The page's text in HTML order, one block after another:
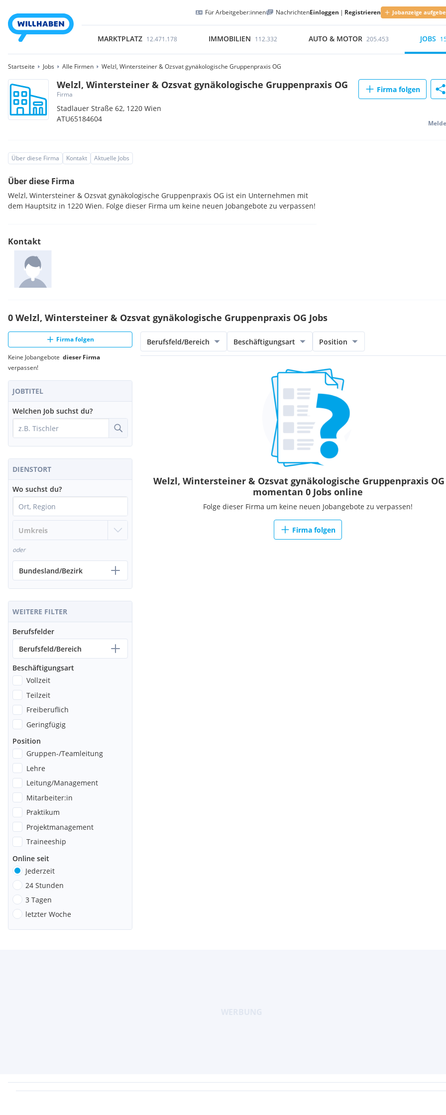
Für Arbeitgeber:innen NachrichtenEinloggen | Registrieren Jobanzeige
MARKTPLATZ 12.471.178 IMMOBILIEN 112.332 AUTO & MOTOR 205.453 JOBS
Startseite Jobs Alle Firmen Welzl, Wintersteiner & Ozsvat gynäkologische Gruppenpraxis OG
Welzl, Wintersteiner & Ozsvat gynäkologische Gruppenpraxis OG
Firma
Stadlauer Straße 62, 1220Wien
ATU65184604
Firma folgen
Über diese Firma Kontakt Aktuelle Jobs
Über diese Firma
Welzl, Wintersteiner & Ozsvat gynäkologische Gruppenpraxis OG ist ein Unternehmen mit
dem Hauptsitz in 1220 Wien. Folge dieser Firma um keine neuen Jobangebote zu verpassen!
Kontakt
0 Welzl, Wintersteiner & Ozsvat gynäkologische Gruppenpraxis OG Jobs
Firma folgen
Keine Jobangebote dieser Firma
verpassen!
JOBTITEL
Welchen Job suchst du?
DIENSTORT
Wo suchst du?
oder
Bundesland/Bezirk
WEITERE FILTER
Berufsfelder
Berufsfeld/Bereich
Beschäftigungsart
Vollzeit
Teilzeit
Freiberuflich
Geringfügig
Position
Gruppen-/Teamleitung
Lehre
Leitung/Management
Mitarbeiter:in
Praktikum
Projektmanagement
Traineeship
Online seit
Jederzeit
24 Stunden
3 Tagen
letzter Woche
Berufsfeld/Bereich Beschäftigungsart Position
Welzl, Wintersteiner & Ozsvat gynäkologische Gruppenpraxis
momentan 0 Jobs online
Folge dieser Firma um keine neuen Jobangebote zu verpassen!
Firma folgen